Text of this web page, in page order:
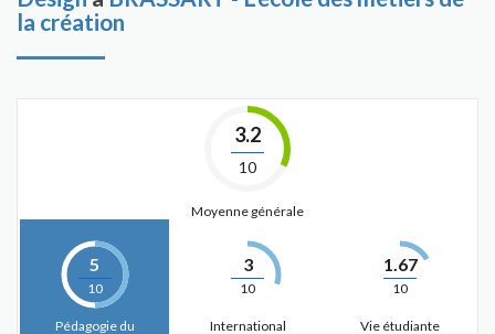
la création
3.2
10
Moyenne générale
5
10
Pédagogie du
3
10
International
1.67
10
Vie étudiante